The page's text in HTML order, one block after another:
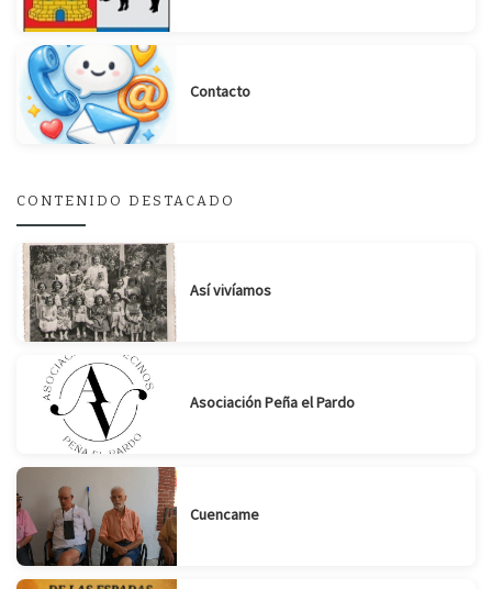
Contacto
CONTENIDO DESTACADO
Así vivíamos
Asociación Peña el Pardo
Cuencame